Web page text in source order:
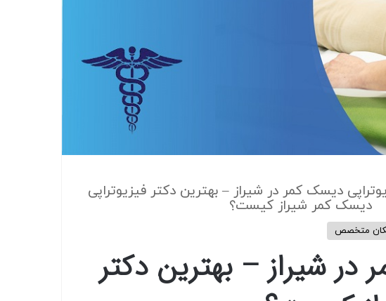
فیزیوتراپی دیسک کمر در شیراز – بهترین دکتر فیزیوتراپی
دیسک کمر شیراز کیست؟
متخصص
کمر در شیراز – بهترین دکتر